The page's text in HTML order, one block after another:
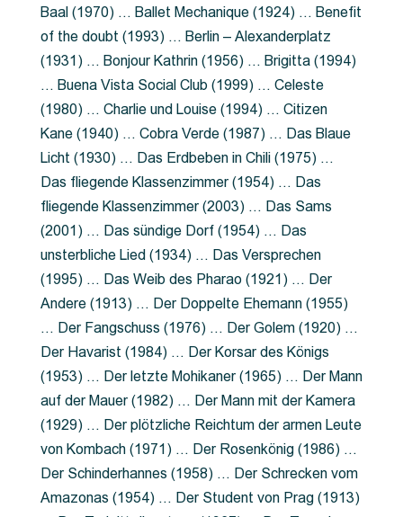
Baal (1970) … Ballet Mechanique (1924) … Benefit
of the doubt (1993) … Berlin – Alexanderplatz
(1931) … Bonjour Kathrin (1956) … Brigitta (1994)
… Buena Vista Social Club (1999) … Celeste
(1980) … Charlie und Louise (1994) … Citizen
Kane (1940) … Cobra Verde (1987) … Das Blaue
Licht (1930) … Das Erdbeben in Chili (1975) …
Das fliegende Klassenzimmer (1954) … Das
fliegende Klassenzimmer (2003) … Das Sams
(2001) … Das sündige Dorf (1954) … Das
unsterbliche Lied (1934) … Das Versprechen
(1995) … Das Weib des Pharao (1921) … Der
Andere (1913) … Der Doppelte Ehemann (1955)
… Der Fangschuss (1976) … Der Golem (1920) …
Der Havarist (1984) … Der Korsar des Königs
(1953) … Der letzte Mohikaner (1965) … Der Mann
auf der Mauer (1982) … Der Mann mit der Kamera
(1929) … Der plötzliche Reichtum der armen Leute
von Kombach (1971) … Der Rosenkönig (1986) …
Der Schinderhannes (1958) … Der Schrecken vom
Amazonas (1954) … Der Student von Prag (1913)